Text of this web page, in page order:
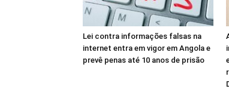
Lei contra informações falsas na
internet entra em vigor em Angola e
prevê penas até 10 anos de prisão